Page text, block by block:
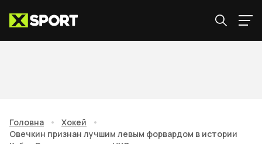
Головна • Хокей
•
Овечкин признан лучшим левым форвардом в истории